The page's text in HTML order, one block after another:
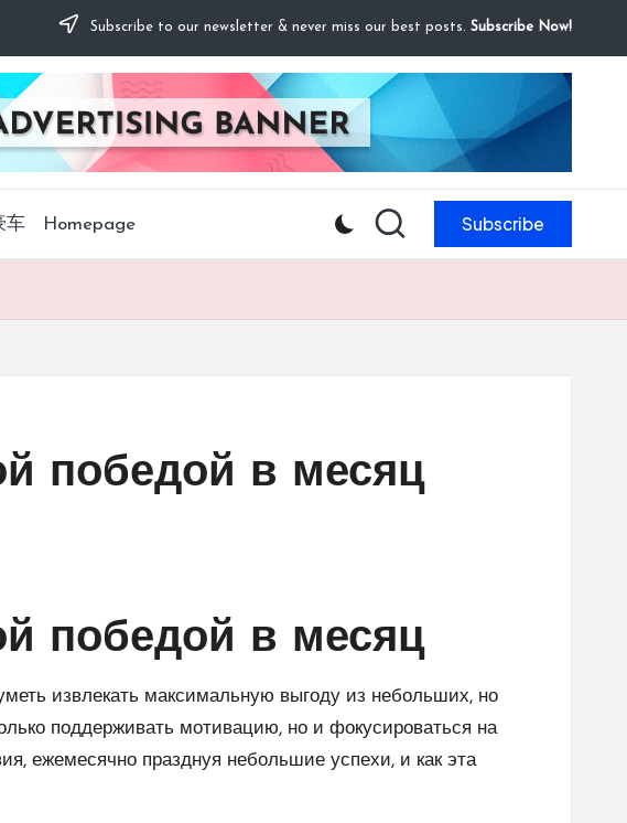
Subscribe to our newsletter & never miss our best posts. Subscribe Now!
车 Homepage Subscribe
победой в месяц
победой в месяц
извлекать максимальную выгоду из небольших, но
поддерживать мотивацию, но и фокусироваться на
ежемесячно празднуя небольшие успехи, и как эта